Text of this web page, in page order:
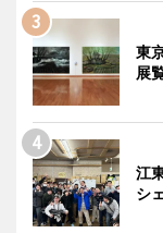
東
展
江
シ